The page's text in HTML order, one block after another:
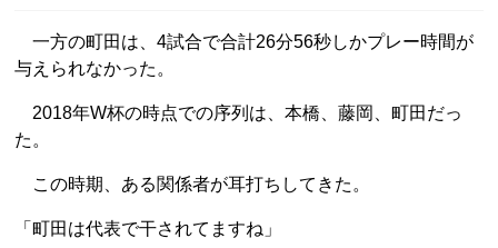
一方の町田は、4試合で合計26分56秒しかプレー時間が
与えられなかった。
2018年W杯の時点での序列は、本橋、藤岡、町田だっ
た。
この時期、ある関係者が耳打ちしてきた。
「町田は代表で干されてますね」